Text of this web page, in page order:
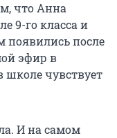
что Анна
9-го класса и
появились после
эфир в
школе чувствует
И на самом